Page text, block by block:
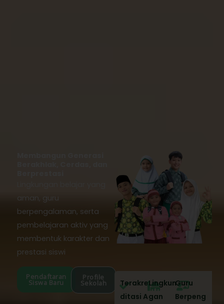
aman, guru
berpengalaman, serta
pembelajaran aktiv yang
membentuk karakter dan
prestasi siswi
Pendaftaran
Siswa Baru
Profile
Sekolah
Terakre
ditasi A
Lingkun
gan
Guru
Berpeng